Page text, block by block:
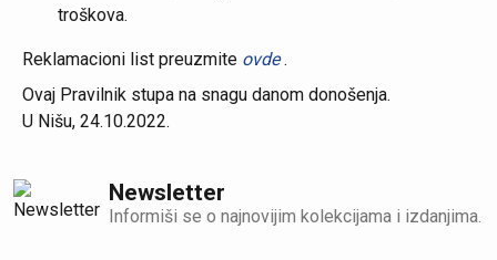
troškova.
Reklamacioni list preuzmite ovde.
Ovaj Pravilnik stupa na snagu danom donošenja.
U Nišu, 24.10.2022.
Newsletter
Informiši se o najnovijim kolekcijama i izdanjima.